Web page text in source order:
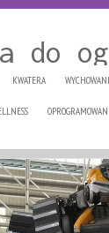
do
KWATERA